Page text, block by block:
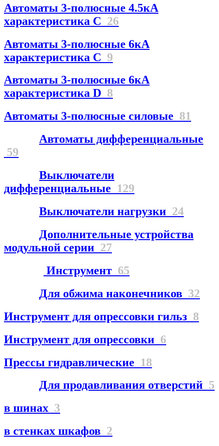
Автоматы 3-полюсные 4.5кА
характеристика С 26
Автоматы 3-полюсные 6кА
характеристика C 9
Автоматы 3-полюсные 6кА
характеристика D 8
Автоматы 3-полюсные силовые 81
Автоматы дифференциальные
59
Выключатели
дифференциальные 129
Выключатели нагрузки 24
Дополнительные устройства
модульной серии 27
Инструмент 65
Для обжима наконечников 32
Инструмент для опрессовки гильз 8
Инструмент для опрессовки 6
Прессы гидравлические 18
Для продавливания отверстий 5
в шинах 3
в стенках шкафов 2